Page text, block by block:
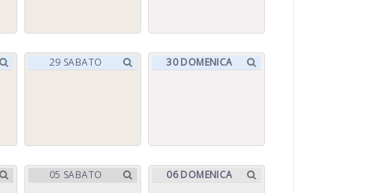
29 SABATO 30 DOMENICA
05 SABATO 06 DOMENICA